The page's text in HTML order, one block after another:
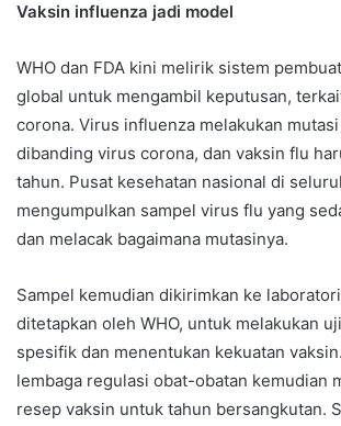
Vaksin influenza jadi model
WHO dan FDA kini melirik sistem
global untuk mengambil keputusan,
corona. Virus influenza melakukan
dibanding virus corona, dan vaksin flu
tahun. Pusat kesehatan nasional di
mengumpulkan sampel virus flu yang
dan melacak bagaimana mutasinya.
Sampel kemudian dikirimkan ke
ditetapkan oleh WHO, untuk melakukan
spesifik dan menentukan kekuatan
lembaga regulasi obat-obatan kemudian
resep vaksin untuk tahun bersangkutan.